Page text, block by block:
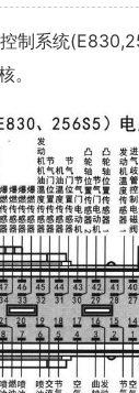
制系统
。